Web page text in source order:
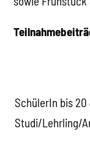
SchülerIn bis 20
Studi/Lehrling/